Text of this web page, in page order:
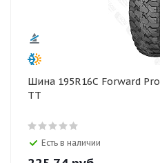
Шина 195R16С Forward
TT
Есть в наличии